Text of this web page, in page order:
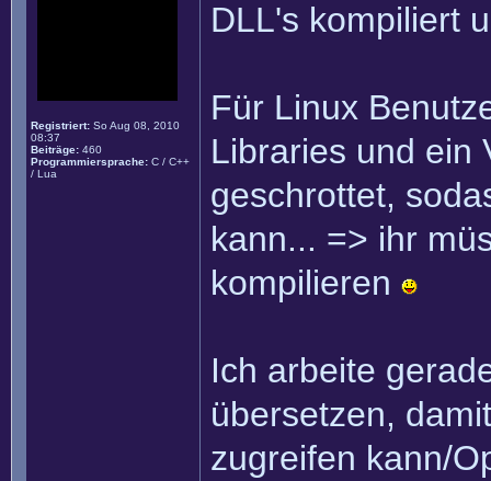
Registriert: So Aug 08, 2010
08:37
Beiträge: 460
Programmiersprache: C / C++
/ Lua
DLL's kompiliert
Für Linux
Libraries und ein
geschrottet,
kann... => ihr
kompilieren
Ich arbeite
übersetzen,
zugreifen kann/